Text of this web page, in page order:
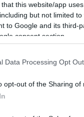
that this website/app
but not limited
to Google and its third-
consent section.
Data Processing Opt
opt-out of the Sharing of